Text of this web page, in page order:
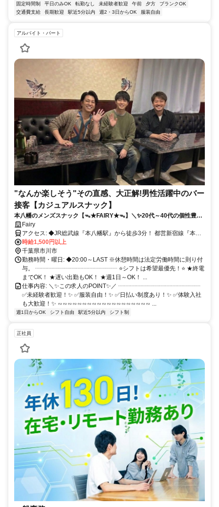
固定時間制
平日のみOK 転勤なし 未経験者歓迎 午前 夕方
ブランクOK
交通費支給
長期歓迎 駅近5分以内 週2・3日からOK 服装自由
アルバイト・パート
"なんか楽しそう"その直感、大正解!男性活躍中のバー
接客【カジュアルスナック】
本八幡のメンズスナック【ᯓ★FAIRY★ᯓ】＼✨20代～40代の個性豊か
なスタッフが活躍中!!✨／アットホームで温かい隠れ家的カジュアルスナ
ックです✌✅ノルマや競争は一切なし！✅週1日～でシフト柔軟！明るく
楽しく一緒にお仕事しませんか✩ˎˊ˗
Fairy
アクセス: ◆JR総武線『本八幡駅』から徒歩3分！ 都営新宿線『本八
幡駅』からも好アクセス♪ さらに京成線『京成八幡駅』からも徒歩圏
内！ 駅チカで各線からアクセス良好◎ 学校・仕事、お出かけ帰りに
寄り道感覚で出勤も♪ 市川駅・下総中山駅・西船橋駅など 総武線沿線
からも通勤ラクラク！ さらに船橋駅・津田沼駅方面からも 電車1本で
らくらくアクセス◎
時給1,500円以上
千葉県市川市
勤務時間・曜日: ◆20:00～LAST ※休憩時間は法定労働時間に則り付
与。 ┈┈┈┈┈┈┈┈┈┈┈┈┈┈ ⭐シフトは希望最優先！⭐ ★終電
までOK！ ★遅い出勤もOK！ ★週1日～OK！ ...
仕事内容: ＼✨この求人のPOINT✨／ ┈┈┈┈┈┈┈┈┈┈┈┈┈┈
✅未経験者歓迎！✨ ✅服装自由！✨ ✅日払い制度あり！✨ ✅体験入社
も大歓迎！✨ ∽∽∽∽∽∽∽∽∽∽∽∽∽∽∽∽∽∽∽ ...
週1日からOK シフト自由 駅近5分以内 シフト制
正社員